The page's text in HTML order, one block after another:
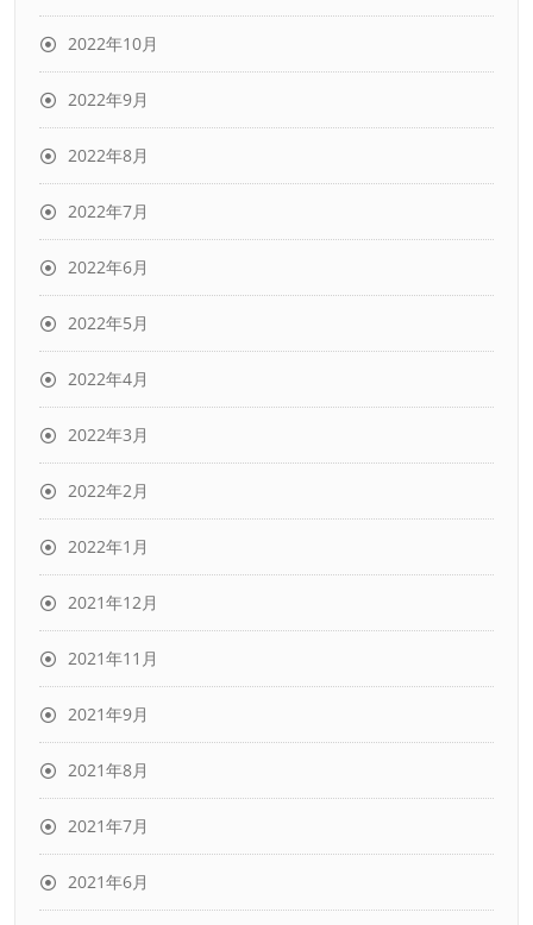
2022年10月
2022年9月
2022年8月
2022年7月
2022年6月
2022年5月
2022年4月
2022年3月
2022年2月
2022年1月
2021年12月
2021年11月
2021年9月
2021年8月
2021年7月
2021年6月